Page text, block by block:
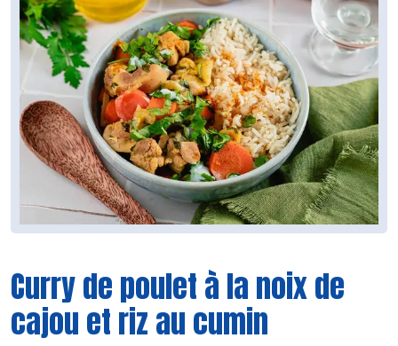
Curry de poulet à la noix de
cajou et riz au cumin